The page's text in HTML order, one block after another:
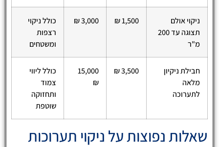
ניקוי אולם
תצוגה עד 200
מ"ר
1,500 ₪
3,000 ₪
כולל ניקוי
רצפות
ומשטחים
חבילת ניקיון
מלאה
לתערוכה
3,500 ₪
15,000
₪
כולל ליווי
צמוד
ותחזוקה
שוטפת
שאלות נפוצות על ניקוי תערוכות